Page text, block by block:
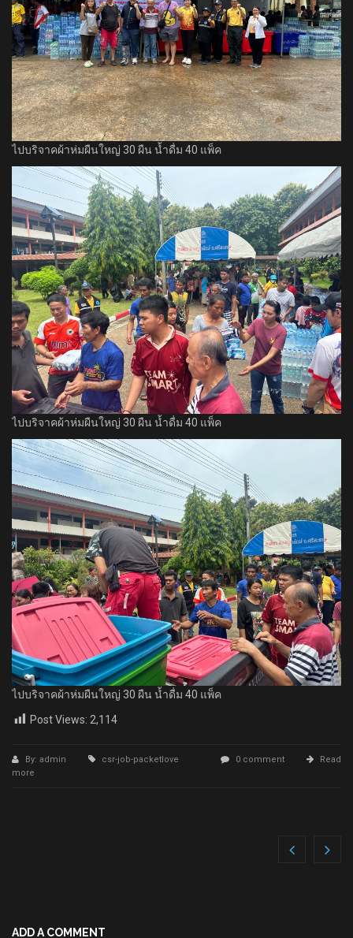
ไปบริจาคผ้าห่มผืนใหญ่ 30 ผืน น้ำดื่ม 40 แพ็ค
ไปบริจาคผ้าห่มผืนใหญ่ 30 ผืน น้ำดื่ม 40 แพ็ค
ไปบริจาคผ้าห่มผืนใหญ่ 30 ผืน น้ำดื่ม 40 แพ็ค
Post Views: 2,114
By: admin csr-job-packetlove 0 comment
Read
more
ADD A COMMENT